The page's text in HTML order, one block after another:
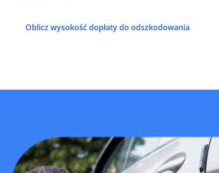
Oblicz wysokość dopłaty do odszkodowania